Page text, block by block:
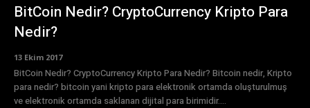
BitCoin Nedir? CryptoCurrency Kripto Para
Nedir?
13 Ekim 2017
BitCoin Nedir? CryptoCurrency Kripto Para Nedir? Bitcoin nedir, Kripto
para nedir? bitcoin yani kripto para elektronik ortamda oluşturulmuş
ve elektronik ortamda saklanan dijital para birimidir....